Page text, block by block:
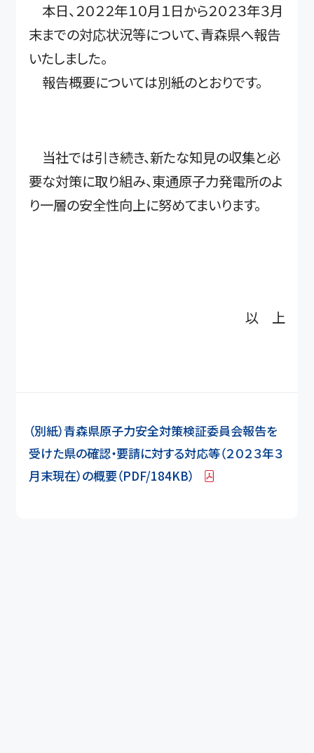
本日、２０２２年１０月１日から２０２３年３月
末までの対応状況等について、青森県へ報告
いたしました。
報告概要については別紙のとおりです。
当社では引き続き、新たな知見の収集と必
要な対策に取り組み、東通原子力発電所のよ
り一層の安全性向上に努めてまいります。
以 上
（別紙）青森県原子力安全対策検証委員会報告を
受けた県の確認・要請に対する対応等（２０２３年３
月末現在）の概要（PDF/184KB）